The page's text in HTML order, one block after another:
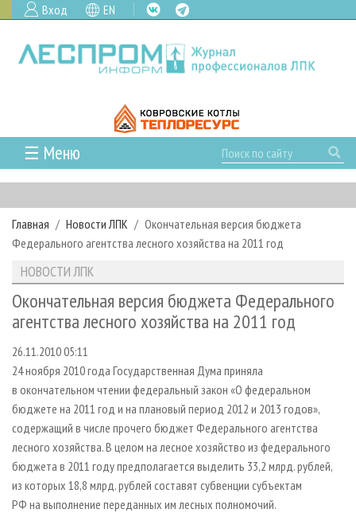
Вход EN
☰ Меню
ГЛАВНАЯ
РУБРИКИ И ТЕМЫ
РУБРИКИ ЖУРНАЛА
ЛЕСОЗАГОТОВКА
ЛЕСОПИЛЕНИЕ
СУШКА ДРЕВЕСИНЫ
ПРОИЗВОДСТВО ДРЕВЕСНЫХ ПЛИТ
ДЕРЕВЯННОЕ ДОМОСТРОЕНИЕ
ПРОИЗВОДСТВО МЕБЕЛИ
БИОЭНЕРГЕТИКА
ЦБП
НОВОСТИ
НОВОСТИ ЛПК
НОВОСТИ ЖУРНАЛА
ПРОЕКТЫ ЛПИ
АНАЛИТИКА
ПРЕДПРИЯТИЯ ЛПК
ПЕРСОНЫ
МОБИЛЬНЫЕ ВЫСТАВКИ
ОФИЦИАЛЬНЫЕ ДЕЛЕГАЦИИ
ПРИОРИТЕТНЫЕ ИНВЕСТПРОЕКТЫ
RUSSIAN FORESTRY REVIEW
ГАЗЕТА ЛЕСПРОМФОРУМ
АРХИВ ЖУРНАЛОВ
О ЖУРНАЛЕ
ПОДПИСКА
КОНТАКТЫ
РЕКЛАМОДАТЕЛЯМ
РЕКЛАМА
РЕКЛАМА НА САЙТЕ
Главная Новости ЛПК
Окончательная версия бюджета
Федерального агентства лесного хозяйства на 2011 год
НОВОСТИ ЛПК
Окончательная версия бюджета Федерального
агентства лесного хозяйства на 2011 год
26.11.2010 05:11
24 ноября 2010 года Государственная Дума приняла
в окончательном чтении федеральный закон «О федеральном
бюджете на 2011 год и на плановый период 2012 и 2013 годов»,
содержащий в числе прочего бюджет Федерального агентства
лесного хозяйства. В целом на лесное хозяйство из федерального
бюджета в 2011 году предполагается выделить 33,2 млрд. рублей,
из которых 18,8 млрд. рублей составят субвенции субъектам
РФ на выполнение переданных им лесных полномочий.